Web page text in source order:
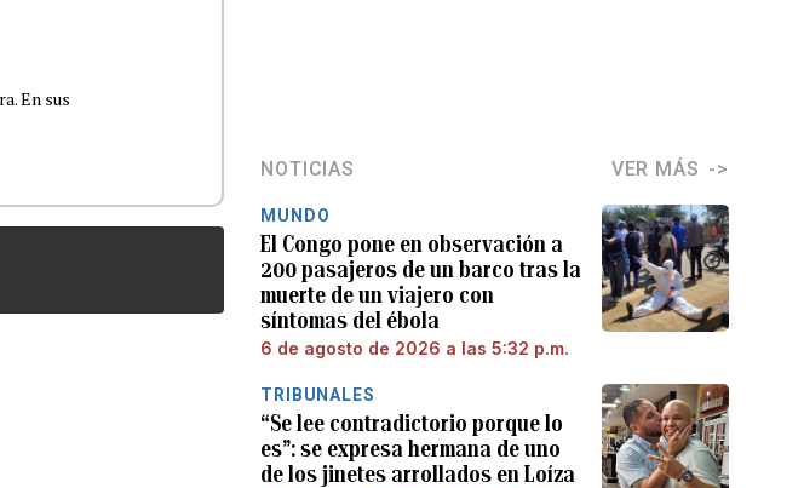
En sus
NOTICIAS VER MÁS
MUNDO
El Congo pone en observación a
200 pasajeros de un barco tras la
muerte de un viajero con
síntomas del ébola
6 de agosto de 2026 a las 5:32 p.m.
TRIBUNALES
“Se lee contradictorio porque lo
es”: se expresa hermana de uno
de los jinetes arrollados en Loíza